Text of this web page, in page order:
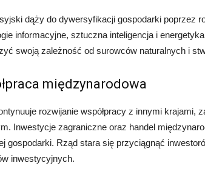
dąży do dywersyfikacji gospodarki poprzez
informacyjne, sztuczna inteligencja i
swoją zależność od surowców naturalnych i
międzynarodowa
rozwijanie współpracy z innymi krajami,
Inwestycje zagraniczne oraz handel
gospodarki. Rząd stara się przyciągnąć
inwestycyjnych.